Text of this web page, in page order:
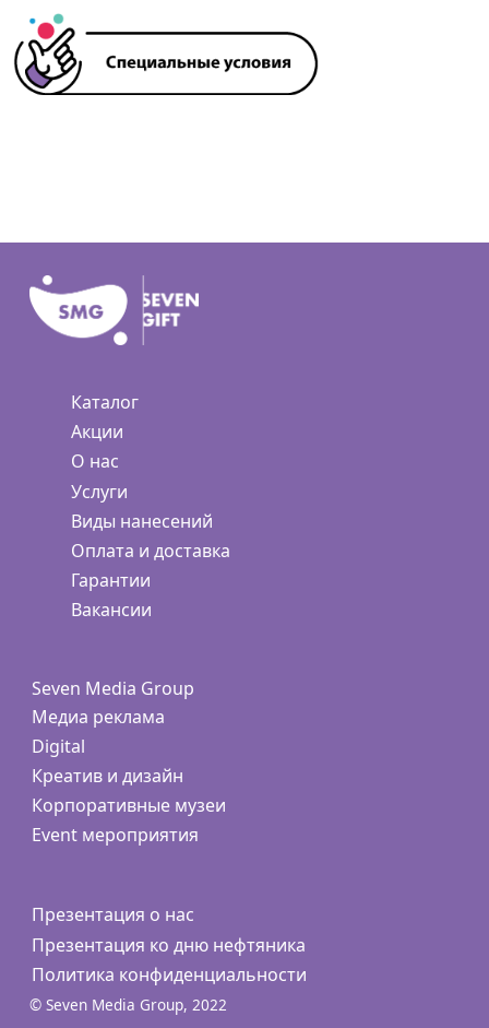
Каталог
Акции
О нас
Услуги
Виды нанесений
Оплата и доставка
Гарантии
Вакансии
Seven Media Group
Медиа реклама
Digital
Креатив и дизайн
Корпоративные музеи
Event мероприятия
Презентация о нас
Презентация ко дню нефтяника
Политика конфиденциальности
© Seven Media Group, 2022